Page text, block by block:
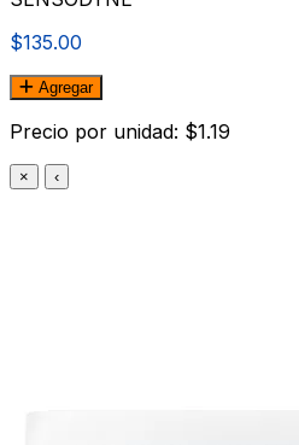
$135.00
Agregar
Precio por unidad: $1.19
× ‹